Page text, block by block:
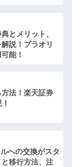
とメリット、
説！プラオリ
能！
法！楽天証券
への交換がスタ
移行方法、注